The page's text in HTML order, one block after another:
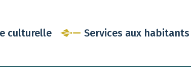
culturelle Services aux habitants